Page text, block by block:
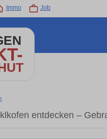
Immo Job
entdecken –